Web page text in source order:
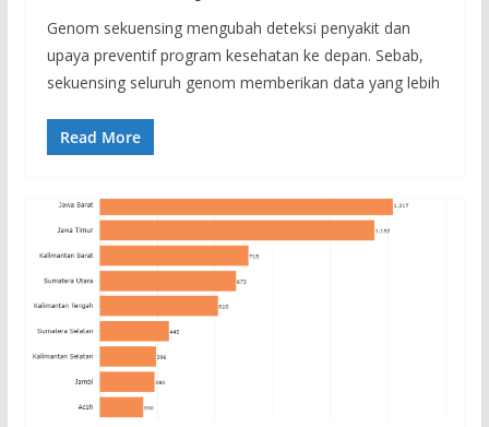
Genom sekuensing mengubah deteksi penyakit dan
upaya preventif program kesehatan ke depan. Sebab,
sekuensing seluruh genom memberikan data yang lebih
Read More